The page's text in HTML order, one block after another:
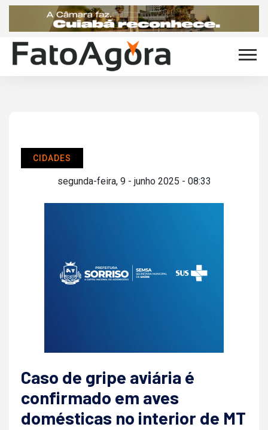
CIDADES
segunda-feira, 9 - junho 2025 - 08:33
Caso de gripe aviária é
confirmado em aves
domésticas no interior de MT